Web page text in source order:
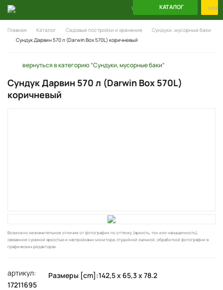
КАТАЛОГ
WhatsApp Telegram MAX
Главная Каталог Садовые постройки и хранение
Сундуки, мусорные баки
Сундук Дарвин 570 л (Darwin Box 570L) коричневый
вернуться в категорию “Сундуки, мусорные баки”
Сундук Дарвин 570 л (Darwin Box 570L)
коричневый
Возможно незначительное отличие от фотографии по оттенку (яркость, тон или насыщенность),
связанное с разной яркостью и настройками монитора, студийной съемкой, обработкой фотографии в
графических редакторах.
артикул:
17211695
Размеры [cm]:142,5 x 65,3 x 78.2